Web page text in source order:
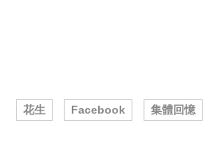
花生 Facebook 集體回憶